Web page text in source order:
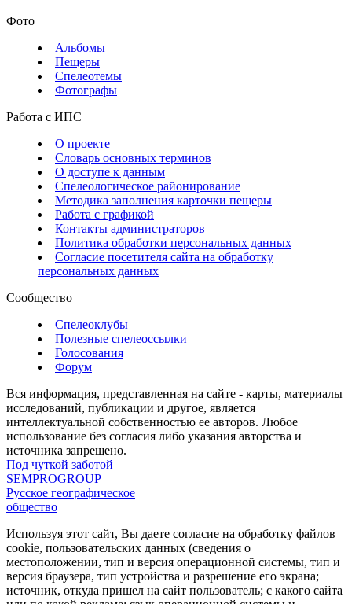
Фото
Альбомы
Пещеры
Спелеотемы
Фотографы
Работа с ИПС
О проекте
Словарь основных терминов
О доступе к данным
Спелеологическое районирование
Методика заполнения карточки пещеры
Работа с графикой
Контакты администраторов
Политика обработки персональных данных
Согласие посетителя сайта на обработку
персональных данных
Сообщество
Спелеоклубы
Полезные спелеоссылки
Голосования
Форум
Вся информация, представленная на сайте - карты, материалы
исследований, публикации и другое, является
интеллектуальной собственностью ее авторов. Любое
использование без согласия либо указания авторства и
источника запрещено.
Под чуткой заботой
SEMPROGROUP
Русское географическое
общество
Используя этот сайт, Вы даете согласие на обработку файлов
cookie, пользовательских данных (сведения о
местоположении, тип и версия операционной системы, тип и
версия браузера, тип устройства и разрешение его экрана;
источник, откуда пришел на сайт пользователь; с какого сайта